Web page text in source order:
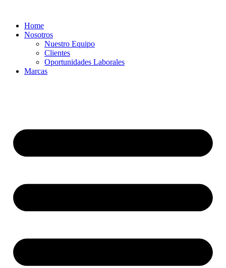
contenidoHome
Nosotros
Nuestro Equipo
Clientes
Oportunidades Laborales
Marcas